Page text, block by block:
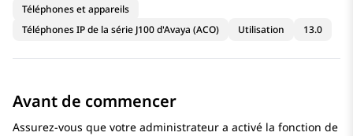
Téléphones et appareils
Téléphones IP de la série J100 d'Avaya (ACO)
Utilisation 13.0
Avant de commencer
Assurez-vous que votre administrateur a activé la fonction de